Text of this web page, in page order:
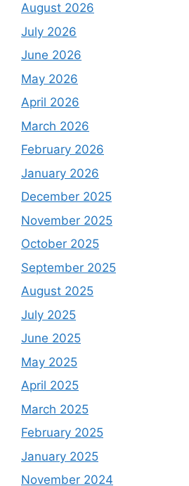
August 2026
July 2026
June 2026
May 2026
April 2026
March 2026
February 2026
January 2026
December 2025
November 2025
October 2025
September 2025
August 2025
July 2025
June 2025
May 2025
April 2025
March 2025
February 2025
January 2025
November 2024